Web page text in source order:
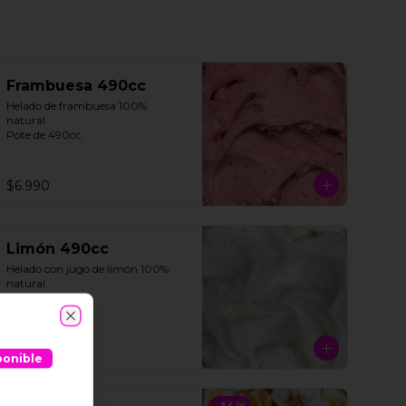
Frambuesa 490cc
Helado de frambuesa 100%
natural.
Pote de 490cc.
$6.990
Limón 490cc
Helado con jugo de limón 100%
natural.
Pote de 490cc.
$6.990
Close